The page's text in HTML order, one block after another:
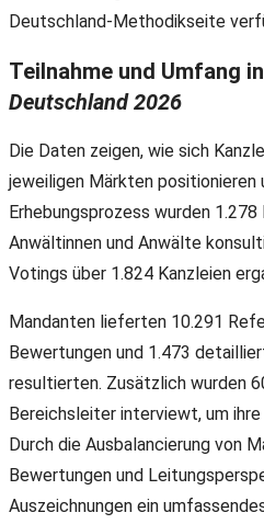
Deutschland-Methodikseite
Teilnahme und Umfang in
Deutschland 2026
Die Daten zeigen, wie sich
jeweiligen Märkten positionieren
Erhebungsprozess wurden
Anwältinnen und Anwälte
Votings über 1.824 Kanzleien
Mandanten lieferten 10.291
Bewertungen und 1.473
resultierten. Zusätzlich wurden
Bereichsleiter interviewt, um
Durch die Ausbalancierung von
Bewertungen und
Auszeichnungen ein